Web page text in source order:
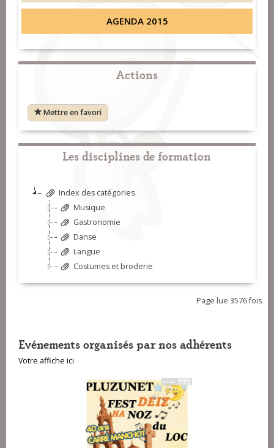
AGENDA 2015
Actions
Mettre en favori
Les disciplines de formation
Index des catégories
Musique
Gastronomie
Danse
Langue
Costumes et broderie
Page lue 3576 fois
Evénements organisés par nos adhérents
Votre affiche ici